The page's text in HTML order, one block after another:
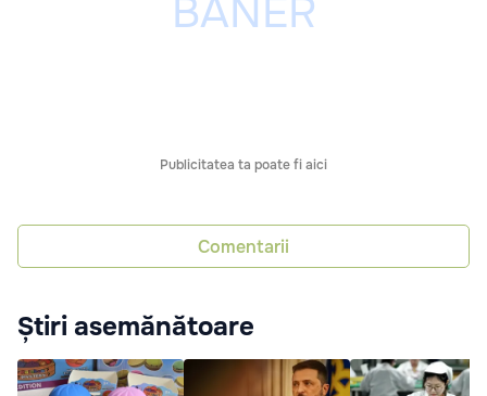
Publicitatea ta poate fi aici
Comentarii
Știri asemănătoare